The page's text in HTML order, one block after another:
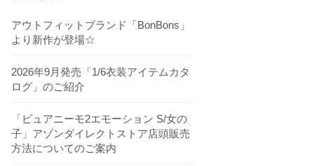
アウトフィットブランド「BonBons」
より新作が登場☆
2026年9月発売「1/6衣装アイテムカタ
ログ」のご紹介
「ピュアニーモ2エモーション S/女の
子」アゾンダイレクトストア店頭販売
方法についてのご案内